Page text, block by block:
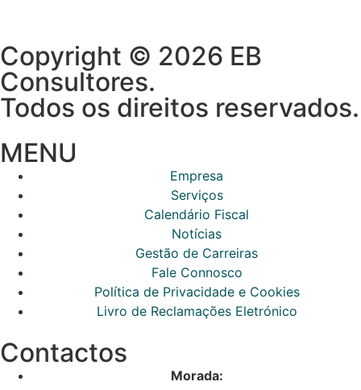
Copyright © 2026 EB
Consultores.
Todos os direitos reservados.
MENU
Empresa
Serviços
Calendário Fiscal
Notícias
Gestão de Carreiras
Fale Connosco
Política de Privacidade e Cookies
Livro de Reclamações Eletrónico
Contactos
Morada: